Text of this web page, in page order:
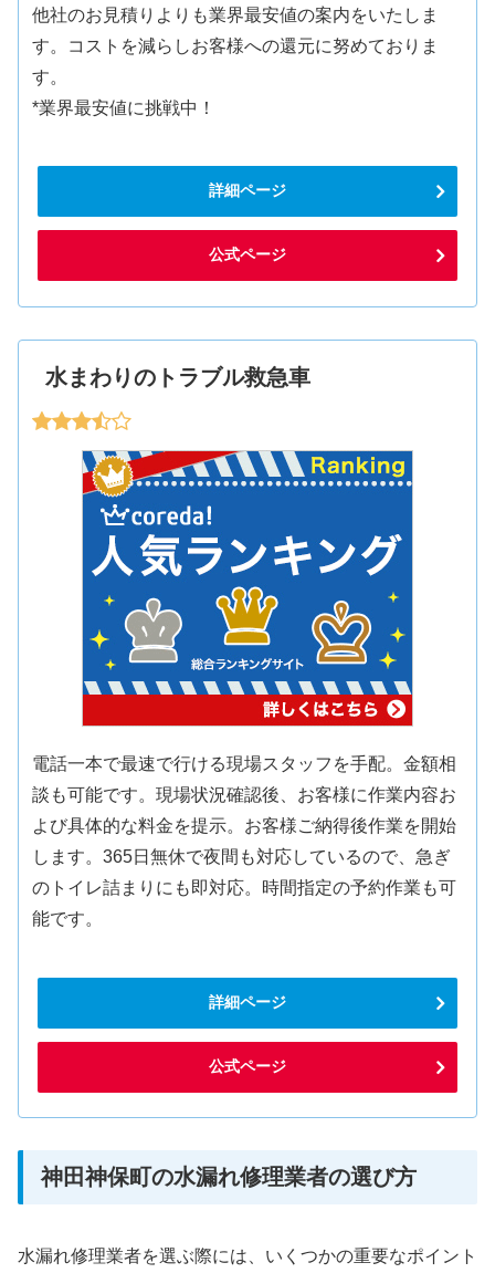
他社のお見積りよりも業界最安値の案内をいたしま
す。コストを減らしお客様への還元に努めておりま
す。
*業界最安値に挑戦中！
詳細ページ
公式ページ
水まわりのトラブル救急車
電話一本で最速で行ける現場スタッフを手配。金額相
談も可能です。現場状況確認後、お客様に作業内容お
よび具体的な料金を提示。お客様ご納得後作業を開始
します。365日無休で夜間も対応しているので、急ぎ
のトイレ詰まりにも即対応。時間指定の予約作業も可
能です。
詳細ページ
公式ページ
神田神保町の水漏れ修理業者の選び方
水漏れ修理業者を選ぶ際には、いくつかの重要なポイント